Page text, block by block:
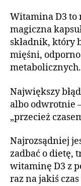
Witamina D3 to
magiczna
składnik, który
mięśni,
metabolicznych.
Największy
albo odwrotnie
„przecież
Najrozsądniej
zadbać o dietę,
witaminę D3 z
raz na jakiś